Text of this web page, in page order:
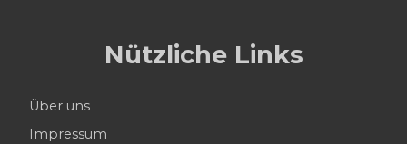
Nützliche Links
Über uns
Impressum